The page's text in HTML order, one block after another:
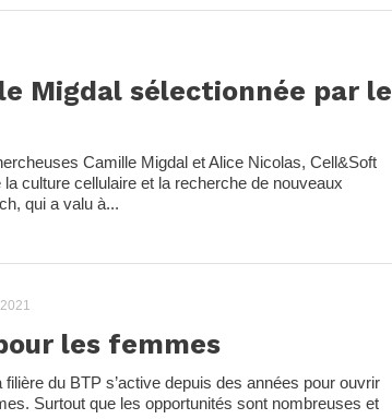
Migdal sélectionnée par le
Camille Migdal et Alice Nicolas, Cell&Soft
culture cellulaire et la recherche de nouveaux
qui a valu à...
les femmes
du BTP s’active depuis des années pour ouvrir
Surtout que les opportunités sont nombreuses et